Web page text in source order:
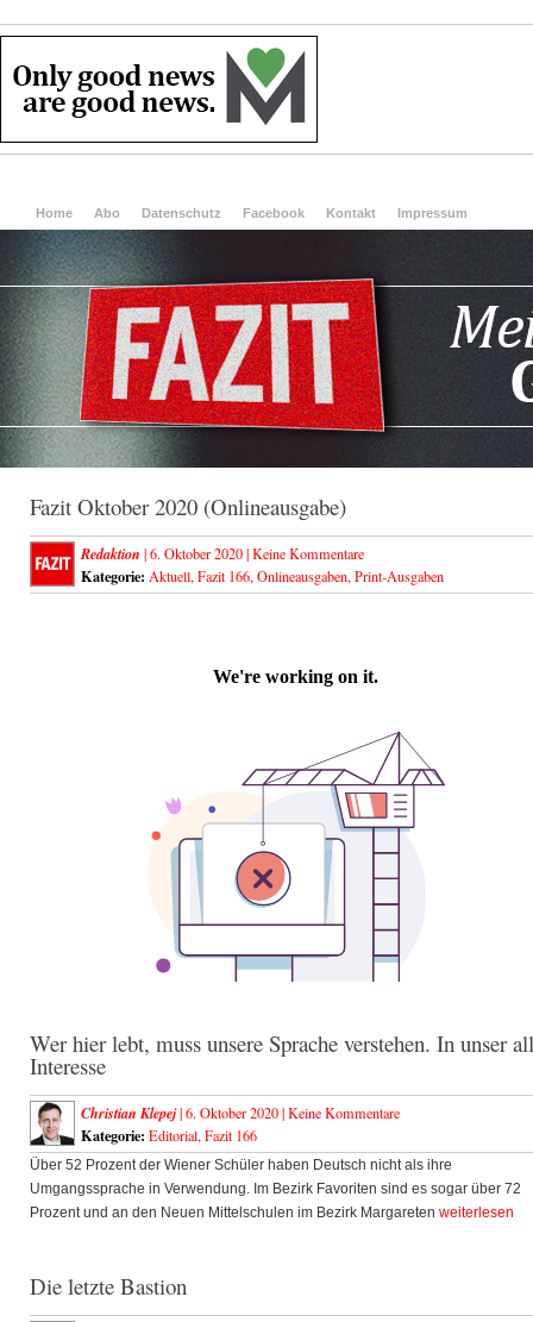
Home Abo Datenschutz Facebook Kontakt Impressum
Fazit Oktober 2020 (Onlineausgabe)
Redaktion | 6. Oktober 2020 |Keine Kommentare
Kategorie: Aktuell, Fazit 166, Onlineausgaben, Print-Ausgaben
Wer hier lebt, muss unsere Sprache verstehen. In unser
Interesse
Christian Klepej| 6. Oktober 2020 |Keine Kommentare
Kategorie: Editorial, Fazit 166
Über 52 Prozent der Wiener Schüler haben Deutsch nicht als ihre
Umgangssprache in Verwendung. Im Bezirk Favoriten sind es sogar über 72
Prozent und an den Neuen Mittelschulen im Bezirk Margareten weiterlesen
Die letzte Bastion